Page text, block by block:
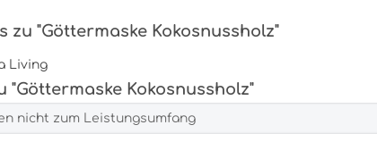
zu "Göttermaske Kokosnussholz"
Living
"Göttermaske Kokosnussholz"
nicht zum Leistungsumfang